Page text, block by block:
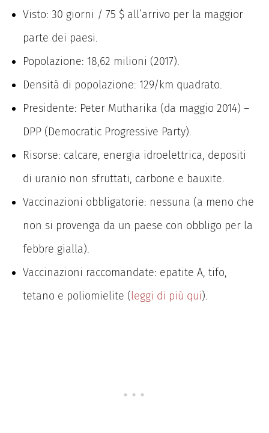
Visto: 30 giorni / 75 $ all’arrivo per la maggior
parte dei paesi.
Popolazione: 18,62 milioni (2017).
Densità di popolazione: 129/km quadrato.
Presidente: Peter Mutharika (da maggio 2014) –
DPP (Democratic Progressive Party).
Risorse: calcare, energia idroelettrica, depositi
di uranio non sfruttati, carbone e bauxite.
Vaccinazioni obbligatorie: nessuna (a meno che
non si provenga da un paese con obbligo per la
febbre gialla).
Vaccinazioni raccomandate: epatite A, tifo,
tetano e poliomielite (leggi di più qui).